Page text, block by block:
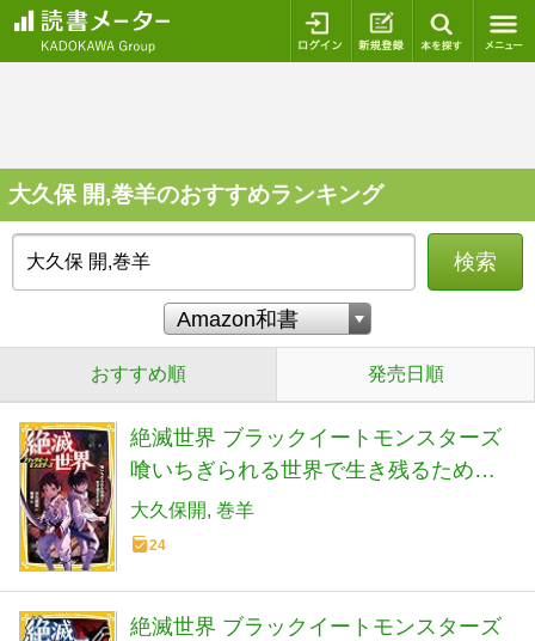
ログイン 新規登録
大久保 開,巻羊のおすすめランキング
検索
おすすめ順 発売日順
絶滅世界 ブラックイートモンスターズ
喰いちぎられる世界で生き残るために
(集英社みらい文庫)
大久保開 巻羊
24
絶滅世界 ブラックイートモンスターズ